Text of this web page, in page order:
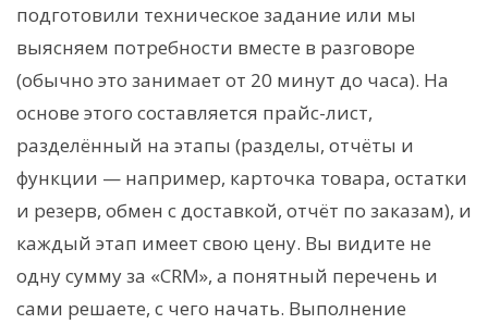
подготовили техническое задание или мы
выясняем потребности вместе в разговоре
(обычно это занимает от 20 минут до часа). На
основе этого составляется прайс-лист,
разделённый на этапы (разделы, отчёты и
функции — например, карточка товара, остатки
и резерв, обмен с доставкой, отчёт по заказам), и
каждый этап имеет свою цену. Вы видите не
одну сумму за «CRM», а понятный перечень и
сами решаете, с чего начать. Выполнение